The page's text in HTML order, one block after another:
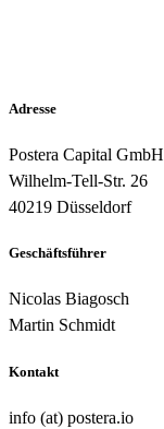
Adresse
Postera Capital GmbH
Wilhelm-Tell-Str. 26
40219 Düsseldorf
Geschäftsführer
Nicolas Biagosch
Martin Schmidt
Kontakt
info (at) postera.io